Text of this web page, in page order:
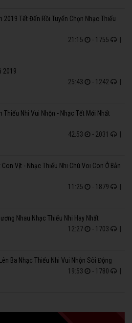
2019 Tết Đến Rồi Tuyển Chọn Nhạc Thiếu
21:15
- 1755 |
2019
25:43
- 1242 |
Thiếu Nhi Vui Nhộn - Nhạc Tết Mới Nhất
42:53
- 2031 |
Vịt - Nhạc Thiếu Nhi Chú Voi Con Ở Bản
11:25
- 1879 |
Nhau Nhạc Thiếu Nhi Hay Nhất
12:27
- 1703 |
Ba Nhạc Thiếu Nhi Vui Nhộn Sôi Động
19:53
- 1780 |